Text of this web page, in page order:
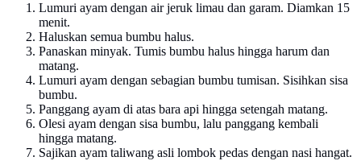
Lumuri ayam dengan air jeruk limau dan garam. Diamkan 15
menit.
Haluskan semua bumbu halus.
Panaskan minyak. Tumis bumbu halus hingga harum dan
matang.
Lumuri ayam dengan sebagian bumbu tumisan. Sisihkan sisa
bumbu.
Panggang ayam di atas bara api hingga setengah matang.
Olesi ayam dengan sisa bumbu, lalu panggang kembali
hingga matang.
Sajikan ayam taliwang asli lombok pedas dengan nasi hangat.